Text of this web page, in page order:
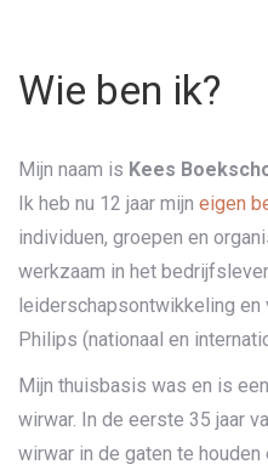
Wie ben ik?
Mijn naam is Kees
Ik heb nu 12 jaar mijn eigen
individuen, groepen en
werkzaam in het
leiderschapsontwikkeling
Philips (nationaal en
Mijn thuisbasis was en is
wirwar. In de eerste 35 jaar
wirwar in de gaten te